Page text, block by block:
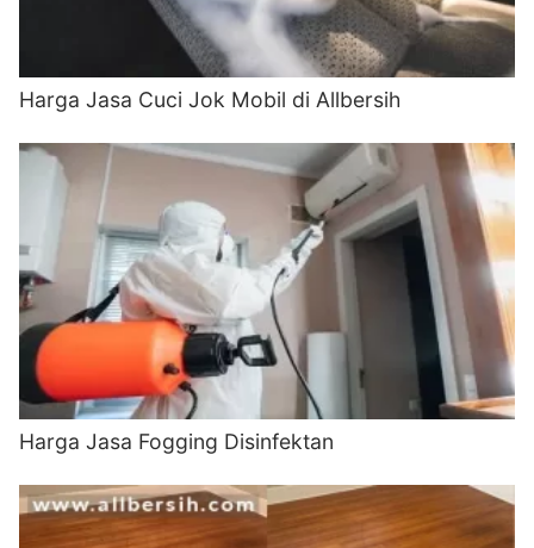
Harga Jasa Cuci Jok Mobil di Allbersih
Harga Jasa Fogging Disinfektan